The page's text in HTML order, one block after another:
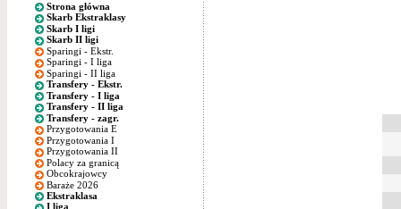
Strona główna
Skarb Ekstraklasy
Skarb I ligi
Skarb II ligi
Sparingi - Ekstr.
Sparingi - I liga
Sparingi - II liga
Transfery - Ekstr.
Transfery - I liga
Transfery - II liga
Transfery - zagr.
Przygotowania E
Przygotowania I
Przygotowania II
Polacy za granicą
Obcokrajowcy
Baraże 2026
Ekstraklasa
I liga